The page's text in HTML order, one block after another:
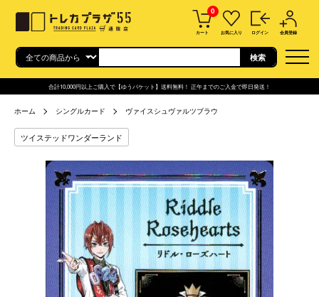
0
カート お気に入り ログイン 会員登録
合計10,000円以上ご購入で【ゆうパケット】送料無料！ 正午までのご入金で即日発送！
ホーム シングルカード ヴァイスシュヴァルツブラウ
ツイステッドワンダーランド